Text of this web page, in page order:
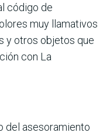
código de
muy llamativos
y otros objetos que
con La
del asesoramiento